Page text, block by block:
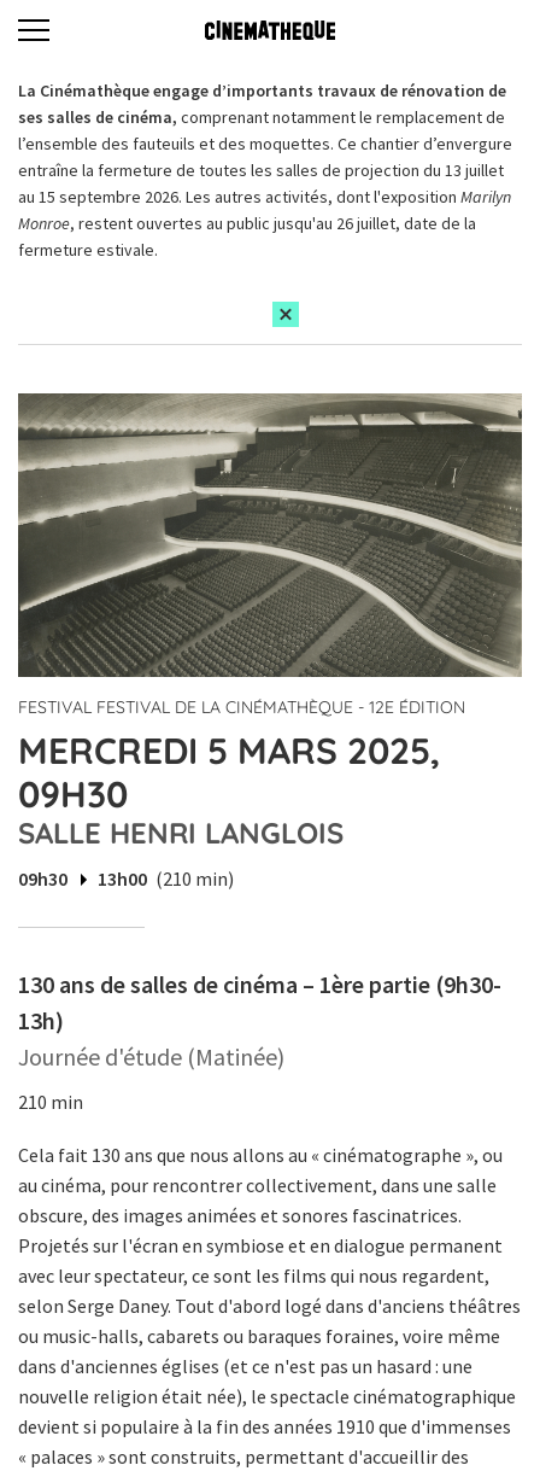
La Cinémathèque engage d’importants travaux de rénovation de
ses salles de cinéma, comprenant notamment le remplacement de
l’ensemble des fauteuils et des moquettes. Ce chantier d’envergure
entraîne la fermeture de toutes les salles de projection du 13 juillet
au 15 septembre 2026. Les autres activités, dont l'exposition Marilyn
Monroe, restent ouvertes au public jusqu'au 26 juillet, date de la
fermeture estivale.
FESTIVAL FESTIVAL DE LA CINÉMATHÈQUE - 12E ÉDITION
MERCREDI 5 MARS 2025,
09H30
SALLE HENRI LANGLOIS
09h30 13h00 (210 min)
130 ans de salles de cinéma – 1ère partie (9h30-
13h)
Journée d'étude (Matinée)
210 min
Cela fait 130 ans que nous allons au « cinématographe », ou
au cinéma, pour rencontrer collectivement, dans une salle
obscure, des images animées et sonores fascinatrices.
Projetés sur l'écran en symbiose et en dialogue permanent
avec leur spectateur, ce sont les films qui nous regardent,
selon Serge Daney. Tout d'abord logé dans d'anciens théâtres
ou music-halls, cabarets ou baraques foraines, voire même
dans d'anciennes églises (et ce n'est pas un hasard : une
nouvelle religion était née), le spectacle cinématographique
devient si populaire à la fin des années 1910 que d'immenses
« palaces » sont construits, permettant d'accueillir des